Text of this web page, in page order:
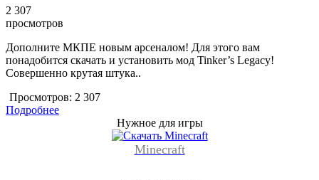
2 307
просмотров
Дополните МКПЕ новым арсеналом! Для этого вам
понадобится скачать и установить мод Tinker’s Legacy!
Совершенно крутая штука..
Просмотров: 2 307
Подробнее
Нужное для игры
Minecraft